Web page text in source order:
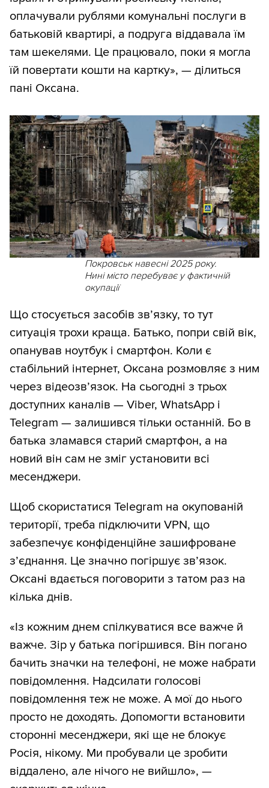
оплачували рублями комунальні послуги в
батьковій квартирі, а подруга віддавала їм
там шекелями. Це працювало, поки я могла
їй повертати кошти на картку», — ділиться
пані Оксана.
Покровськ навесні 2025 року.
Нині місто перебуває у фактичній
окупації
Що стосується засобів зв’язку, то тут
ситуація трохи краща. Батько, попри свій вік,
опанував ноутбук і смартфон. Коли є
стабільний інтернет, Оксана розмовляє з ним
через відеозв’язок. На сьогодні з трьох
доступних каналів — Viber, WhatsApp і
Telegram — залишився тільки останній. Бо в
батька зламався старий смартфон, а на
новий він сам не зміг установити всі
месенджери.
Щоб скористатися Telegram на окупованій
території, треба підключити VPN, що
забезпечує конфіденційне зашифроване
з’єднання. Це значно погіршує зв’язок.
Оксані вдається поговорити з татом раз на
кілька днів.
«Із кожним днем спілкуватися все важче й
важче. Зір у батька погіршився. Він погано
бачить значки на телефоні, не може набрати
повідомлення. Надсилати голосові
повідомлення теж не може. А мої до нього
просто не доходять. Допомогти встановити
сторонні месенджери, які ще не блокує
Росія, нікому. Ми пробували це зробити
віддалено, але нічого не вийшло», —